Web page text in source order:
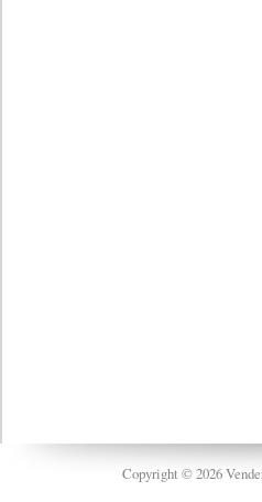
Copyright © 2026